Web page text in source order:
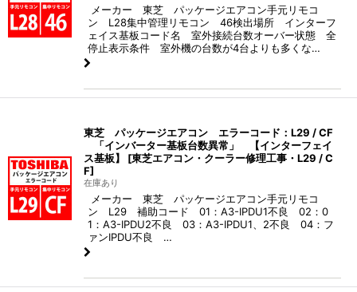
メーカー 東芝 パッケージエアコン手元リモコ
ン L28集中管理リモコン 46検出場所 インターフ
ェイス基板コード名 室外接続台数オーバー状態 全
停止表示条件 室外機の台数が4台よりも多くな…
東芝 パッケージエアコン エラーコード：L29 / CF
「インバーター基板台数異常」 【インターフェイ
ス基板】
[東芝エアコン・クーラー修理工事・L29 / C
F]
在庫あり
メーカー 東芝 パッケージエアコン手元リモコ
ン L29 補助コード 01：A3-IPDU1不良 02：0
1：A3-IPDU2不良 03：A3-IPDU1、2不良 04：フ
ァンIPDU不良 …